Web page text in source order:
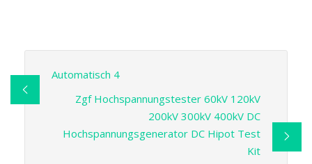
Automatisch 4
Zgf Hochspannungstester 60kV 120kV
200kV 300kV 400kV DC
Hochspannungsgenerator DC Hipot Test
Kit